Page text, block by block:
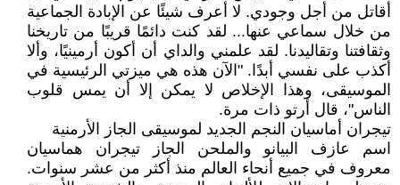
أقاتل من أجل وجودي. لا أعرف شيئًا عن الإبادة الجماعية
من خلال سماعي عنها... لقد كنت دائمًا قريبًا من تاريخنا
وثقافتنا وتقاليدنا. لقد علمني والداي أن أكون أرمينيًا، وألا
أكذب على نفسي أبدًا. "الآن هذه هي ميزتي الرئيسية في
الموسيقى، وهذا الإخلاص لا يمكن إلا أن يمس قلوب
الناس"، قال أرتو ذات مرة.
تيجران أماسيان النجم الجديد لموسيقى الجاز الأرمنية
اسم عازف البيانو والملحن الجاز تيجران هماسيان
معروف في جميع أنحاء العالم منذ أكثر من عشر سنوات.